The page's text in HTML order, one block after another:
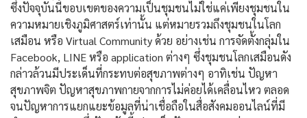
ซึ่งปัจจุบันนี้ขอบเขตของความเป็นชุมชนไม่ใช่แค่เพียงชุมชนใน
ความหมายเชิงภูมิศาสตร์เท่านั้น แต่หมายรวมถึงชุมชนในโลก
เสมือน หรือ Virtual Community ด้วย อย่างเช่น การจัดตั้งกลุ่มใน
Facebook, LINE หรือ application ต่างๆ ซึ่งชุมชนโลกเสมือนดัง
กล่าวล้วนมีประเด็นที่กระทบต่อสุขภาพต่างๆ อาทิเช่น ปัญหา
สุขภาพจิต ปัญหาสุขภาพกายจากการไม่ค่อยได้เคลื่อนไหว ตลอด
จนปัญหาการแยกแยะข้อมูลที่น่าเชื่อถือในสื่อสังคมออนไลน์ที่มี